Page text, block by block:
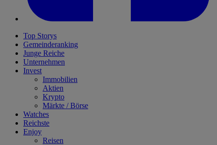
Top Storys
Gemeinderanking
Junge Reiche
Unternehmen
Invest
Immobilien
Aktien
Krypto
Märkte / Börse
Watches
Reichste
Enjoy
Reisen